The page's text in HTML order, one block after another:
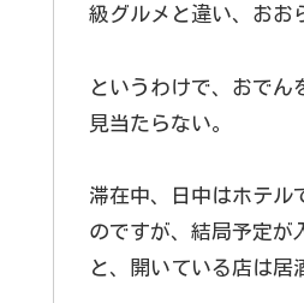
級グルメと違い、おお
というわけで、おでん
見当たらない。
滞在中、日中はホテル
のですが、結局予定
と、開いている店は居